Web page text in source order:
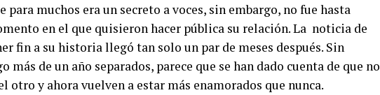
muchos era un secreto a voces, sin embargo, no fue hasta
en el que quisieron hacer pública su relación. La noticia de
fin a su historia llegó tan solo un par de meses después. Sin
más de un año separados, parece que se han dado cuenta de que no
otro y ahora vuelven a estar más enamorados que nunca.